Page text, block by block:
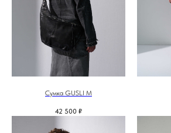
Сумка GUSLI М
42 500 ₽